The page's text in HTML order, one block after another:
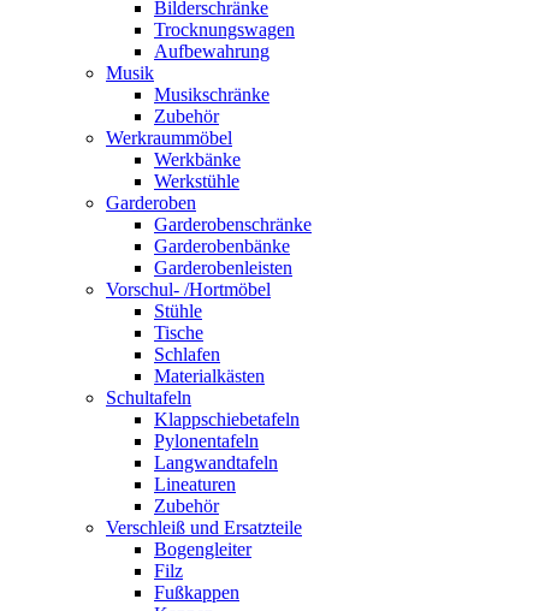
Bilderschränke
Trocknungswagen
Aufbewahrung
Musik
Musikschränke
Zubehör
Werkraummöbel
Werkbänke
Werkstühle
Garderoben
Garderobenschränke
Garderobenbänke
Garderobenleisten
Vorschul- /Hortmöbel
Stühle
Tische
Schlafen
Materialkästen
Schultafeln
Klappschiebetafeln
Pylonentafeln
Langwandtafeln
Lineaturen
Zubehör
Verschleiß und Ersatzteile
Bogengleiter
Filz
Fußkappen